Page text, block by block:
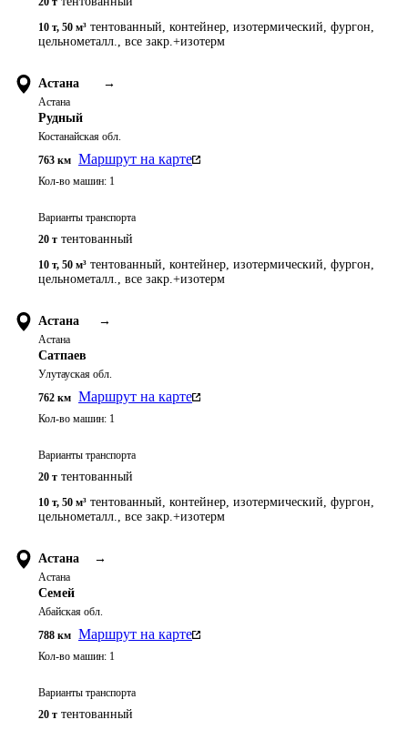
10 т, 50 м³ тентованный, контейнер, изотермический, фургон,
цельнометалл., все закр.+изотерм
Астана →
Астана
Рудный
Костанайская обл.
763 км Маршрут на карте
Кол-во машин: 1
Варианты транспорта
20 т тентованный
10 т, 50 м³ тентованный, контейнер, изотермический, фургон,
цельнометалл., все закр.+изотерм
Астана →
Астана
Сатпаев
Улутауская обл.
762 км Маршрут на карте
Кол-во машин: 1
Варианты транспорта
20 т тентованный
10 т, 50 м³ тентованный, контейнер, изотермический, фургон,
цельнометалл., все закр.+изотерм
Астана →
Астана
Семей
Абайская обл.
788 км Маршрут на карте
Кол-во машин: 1
Варианты транспорта
20 т тентованный